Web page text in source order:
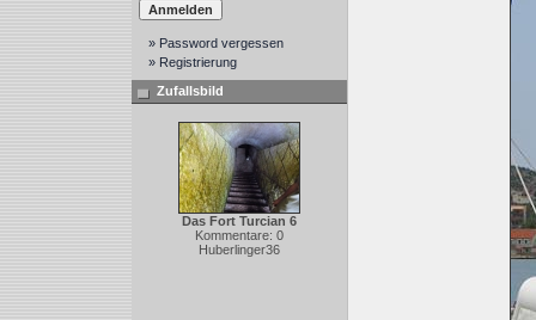
» Password vergessen
» Registrierung
Zufallsbild
Das Fort Turcian 6
Kommentare: 0
Huberlinger36